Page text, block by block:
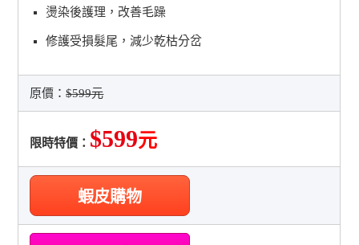
燙染後護理，改善毛躁
修護受損髮尾，減少乾枯分岔
原價：$599元
限時特價： $599元
蝦皮購物